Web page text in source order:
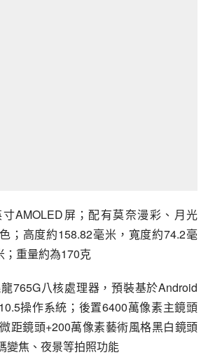
AMOLED屏；配有莫奈漫彩、月光
；高度約158.82毫米，寬度約74.2毫
；重量約為170克
765G八核處理器，預裝基於Android
操作系統；後置6400萬像素主鏡頭
距鏡頭+200萬像素藝術風格黑白鏡頭
變焦、夜景等拍照功能